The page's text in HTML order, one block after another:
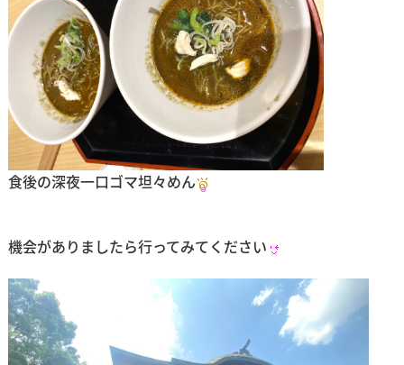
食後の深夜一口ゴマ坦々めん
機会がありましたら行ってみてください